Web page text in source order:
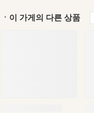
ㆍ이 가게의 다른 상품